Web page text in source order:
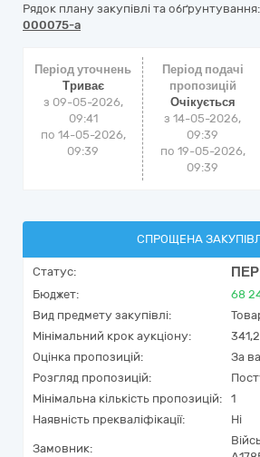
Рядок плану закупівлі та обґрунтування:
000075-a
Період уточнень
Триває
з 09-05-2026,
09:41
по 14-05-2026,
09:39
Період подачі
пропозицій
Очікується
з 14-05-2026,
09:39
по 19-05-2026,
09:39
СПРОЩЕНА
Статус:
Бюджет: 68
Вид предмету закупівлі:
Мінімальний крок аукціону:
Оцінка пропозицій:
За
Розгляд пропозицій:
Мінімальна кількість пропозицій:
1
Наявність прекваліфікації:
Ні
Замовник: